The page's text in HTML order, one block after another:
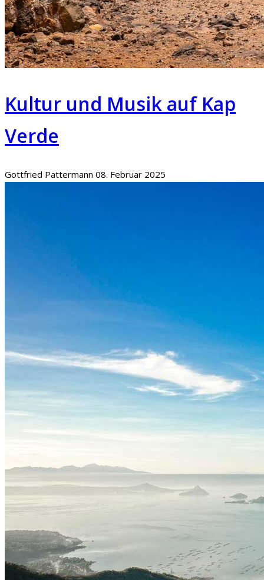
Kultur und Musik auf Kap
Verde
Gottfried Pattermann 08. Februar 2025